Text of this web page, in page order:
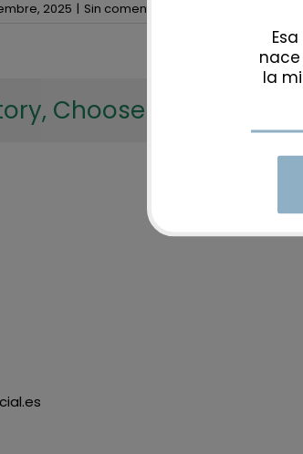
2025 | Sin comentarios
Choose Your Platform!